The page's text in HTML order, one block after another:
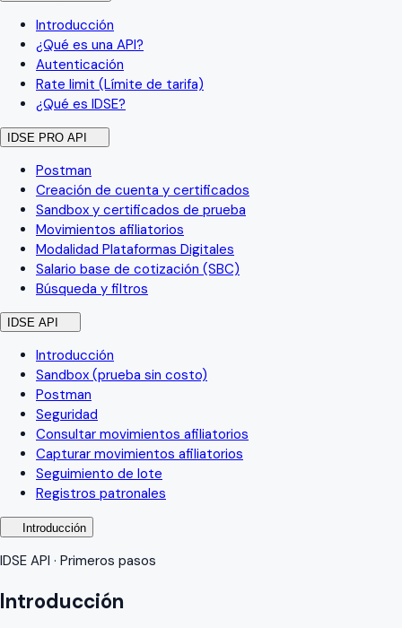
Introducción
¿Qué es una API?
Autenticación
Rate limit (Límite de tarifa)
¿Qué es IDSE?
IDSE PRO API
Postman
Creación de cuenta y certificados
Sandbox y certificados de prueba
Movimientos afiliatorios
Modalidad Plataformas Digitales
Salario base de cotización (SBC)
Búsqueda y filtros
IDSE API
Introducción
Sandbox (prueba sin costo)
Postman
Seguridad
Consultar movimientos afiliatorios
Capturar movimientos afiliatorios
Seguimiento de lote
Registros patronales
Introducción
IDSE API · Primeros pasos
Introducción